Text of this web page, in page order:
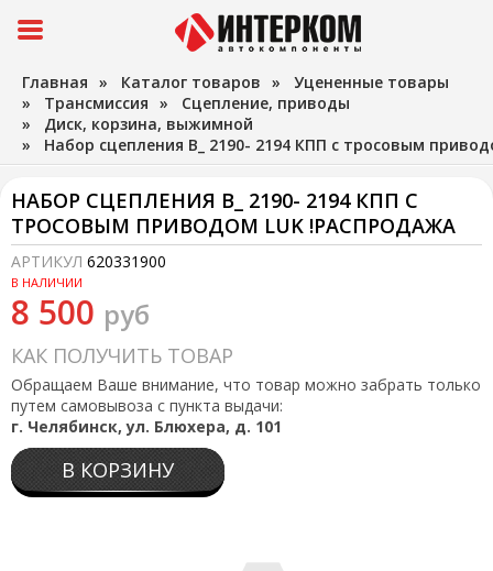
Главная » Каталог товаров » Уцененные товары
» Трансмиссия » Сцепление, приводы
» Диск, корзина, выжимной
» Набор сцепления В_ 2190- 2194 КПП с тросовым
НАБОР СЦЕПЛЕНИЯ В_ 2190- 2194 КПП С
ТРОСОВЫМ ПРИВОДОМ LUK !РАСПРОДАЖА
АРТИКУЛ 620331900
В НАЛИЧИИ
8 500 руб
КАК ПОЛУЧИТЬ ТОВАР
Обращаем Ваше внимание, что товар можно забрать только
путем самовывоза с пункта выдачи:
г. Челябинск, ул. Блюхера, д. 101
В КОРЗИНУ